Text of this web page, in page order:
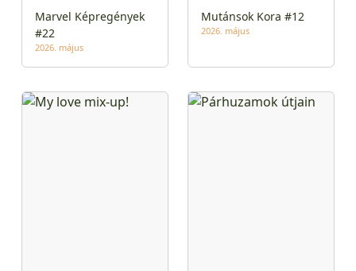
Marvel Képregények
#22
2026. május
Mutánsok Kora #12
2026. május